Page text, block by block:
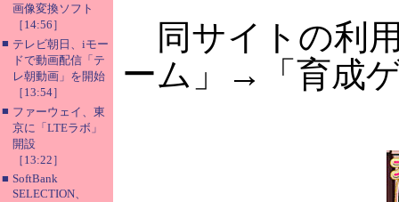
画像変換ソフト
［14:56］
■ テレビ朝日、iモー
ドで動画配信「テ
レ朝動画」を開始
［13:54］
■ ファーウェイ、東
京に「LTEラボ」
開設
［13:22］
■ SoftBank
SELECTION、
同サイトの利
ーム」→「育成